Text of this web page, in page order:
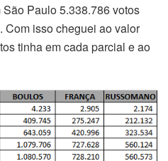
Paulo 5.338.786 votos
Com isso cheguei ao valor
tinha em cada parcial e ao